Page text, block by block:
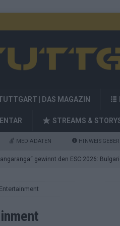
| DAS MAGAZIN
STREAMS &
MEDIADATEN HINWEISGEBER
gewinnt den ESC 2026:
JJ bis Lordi: Das sind die Showacts im
auf Platz 17, Deutschland auf Platz